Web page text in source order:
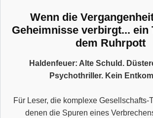
Wenn die
Geheimnisse verbirgt... ein
dem Ruhrpott
Haldenfeuer: Alte Schuld.
Psychothriller. Kein
Für Leser, die komplexe Gesellschafts-
denen die Spuren eines